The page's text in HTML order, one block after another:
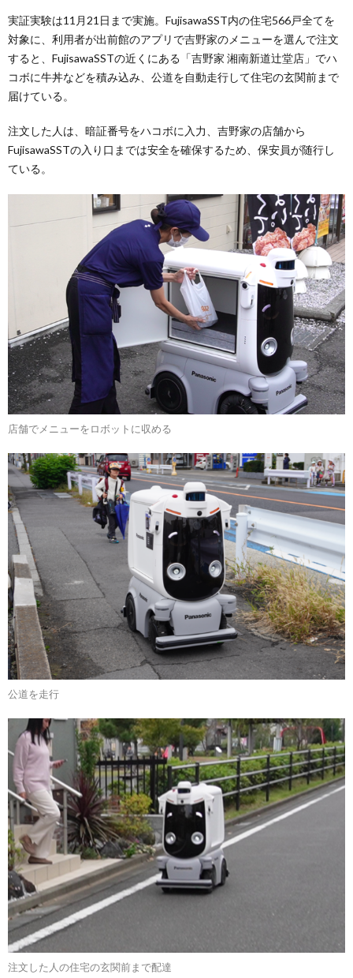
実証実験は11月21日まで実施。FujisawaSST内の住宅566戸全てを
対象に、利用者が出前館のアプリで吉野家のメニューを選んで注文
すると、FujisawaSSTの近くにある「吉野家 湘南新道辻堂店」でハ
コボに牛丼などを積み込み、公道を自動走行して住宅の玄関前まで
届けている。
注文した人は、暗証番号をハコボに入力、吉野家の店舗から
FujisawaSSTの入り口までは安全を確保するため、保安員が随行し
ている。
店舗でメニューをロボットに収める
公道を走行
注文した人の住宅の玄関前まで配達